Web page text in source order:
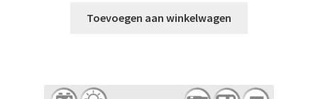
Toevoegen aan winkelwagen